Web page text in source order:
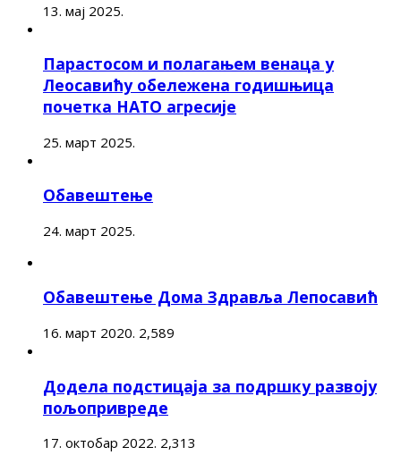
13. мај 2025.
Парастосом и полагањем венаца у
Леосавићу обележена годишњица
почетка НАТО агресије
25. март 2025.
Обавештење
24. март 2025.
Обавештење Дома Здравља Лепосавић
16. март 2020. 2,589
Додела подстицаја за подршку развоју
пољопривреде
17. октобар 2022. 2,313